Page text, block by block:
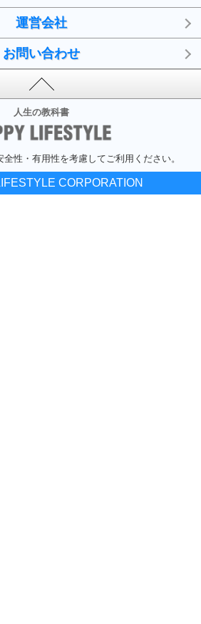
運営会社
お問い合わせ
人生の教科書
性・有用性を考慮してご利用ください。
CORPORATION